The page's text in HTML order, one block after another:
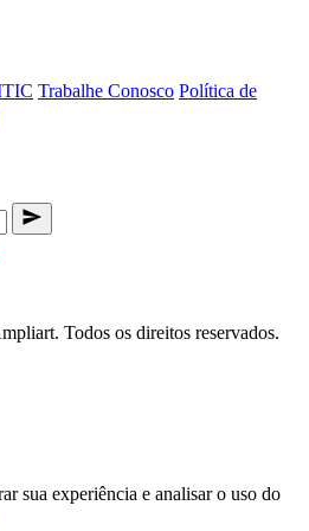
Trabalhe Conosco Política de
Todos os direitos reservados.
sua experiência e analisar o uso do